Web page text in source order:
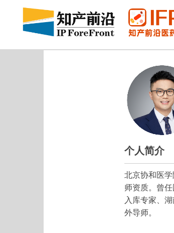
个人简介
北京协和医
师资质。曾
入库专家、
外导师。